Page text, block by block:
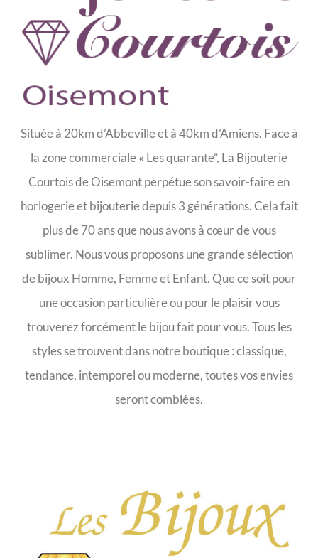
Située à 20km d’Abbeville et à 40km d’Amiens. Face à
la zone commerciale « Les quarante”, La Bijouterie
Courtois de Oisemont perpétue son savoir-faire en
horlogerie et bijouterie depuis 3 générations. Cela fait
plus de 70 ans que nous avons à cœur de vous
sublimer. Nous vous proposons une grande sélection
de bijoux Homme, Femme et Enfant. Que ce soit pour
une occasion particulière ou pour le plaisir vous
trouverez forcément le bijou fait pour vous. Tous les
styles se trouvent dans notre boutique : classique,
tendance, intemporel ou moderne, toutes vos envies
seront comblées.